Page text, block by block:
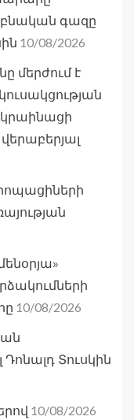
բնական գազը
10/08/2026
մերժում է
10/08/2026
Տուսկին
10/08/2026